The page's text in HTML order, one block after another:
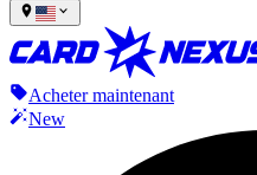
Acheter maintenant
New